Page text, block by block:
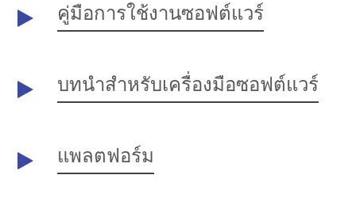
คู่มือการใช้งานซอฟต์แวร์
บทนำสำหรับเครื่องมือซอฟต์แวร์
แพลตฟอร์ม